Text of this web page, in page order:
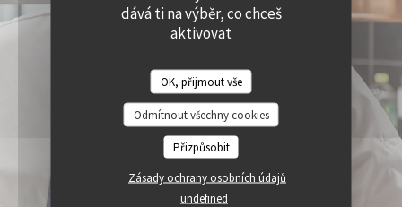
dává ti na výběr, co chceš
aktivovat
OK, přijmout vše
Odmítnout všechny cookies
Přizpůsobit
Zásady ochrany osobních údajů
undefined
PRISTUPNOST
((OTEVŘE SE V NOVÉM OKNĚ))